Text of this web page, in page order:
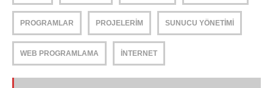
PROGRAMLAR PROJELERIM SUNUCU YÖNETIMI
WEB PROGRAMLAMA İNTERNET